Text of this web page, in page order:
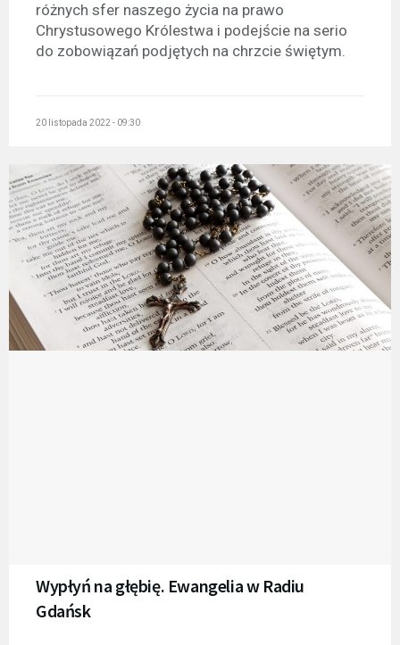
różnych sfer naszego życia na prawo
Chrystusowego Królestwa i podejście na serio
do zobowiązań podjętych na chrzcie świętym.
20 listopada 2022 - 09:30
Wypłyń na głębię. Ewangelia w Radiu
Gdańsk